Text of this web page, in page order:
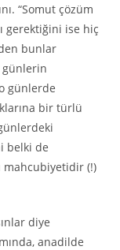
“Somut çözüm
gerektiğini ise hiç
bunlar
günlerin
günlerde
bir türlü
belki de
mahcubiyetidir (!)
diye
anadilde